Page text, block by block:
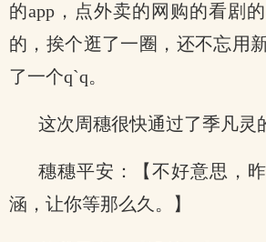
的app，点外卖的网购的看剧
的，挨个逛了一圈，还不忘用
了一个q`q。
这次周穗很快通过了季凡灵
穗穗平安：【不好意思，
涵，让你等那么久。】